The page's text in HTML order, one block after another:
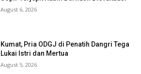
August 6, 2026
Kumat, Pria ODGJ di Penatih Dangri Tega
Lukai Istri dan Mertua
August 5, 2026